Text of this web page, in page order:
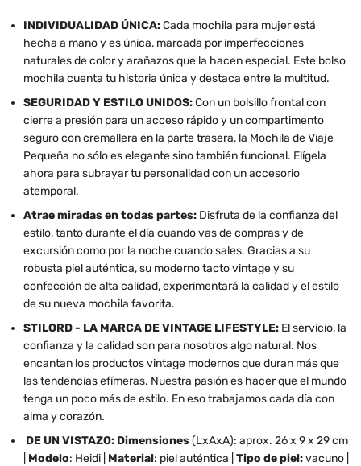
INDIVIDUALIDAD ÚNICA:Cada mochila para mujer está
hecha a mano y es única, marcada por imperfecciones
naturales de color y arañazos que la hacen especial. Este bolso
mochila cuenta tu historia única y destaca entre la multitud.
SEGURIDAD Y ESTILO UNIDOS:Con un bolsillo frontal con
cierre a presión para un acceso rápido y un compartimento
seguro con cremallera en la parte trasera, la Mochila de Viaje
Pequeña no sólo es elegante sino también funcional. Elígela
ahora para subrayar tu personalidad con un accesorio
atemporal.
Atrae miradas en todas partes: Disfruta de la confianza del
estilo, tanto durante el día cuando vas de compras y de
excursión como por la noche cuando sales. Gracias a su
robusta piel auténtica, su moderno tacto vintage y su
confección de alta calidad, experimentará la calidad y el estilo
de su nueva mochila favorita.
STILORD - LA MARCA DE VINTAGE LIFESTYLE: El servicio, la
confianza y la calidad son para nosotros algo natural. Nos
encantan los productos vintage modernos que duran más que
las tendencias efímeras. Nuestra pasión es hacer que el mundo
tenga un poco más de estilo. En eso trabajamos cada día con
alma y corazón.
DE UN VISTAZO: Dimensiones(LxAxA): aprox. 26 x 9 x 29 cm
Modelo: Heidi | Material: piel auténtica | Tipo de piel:vacuno |